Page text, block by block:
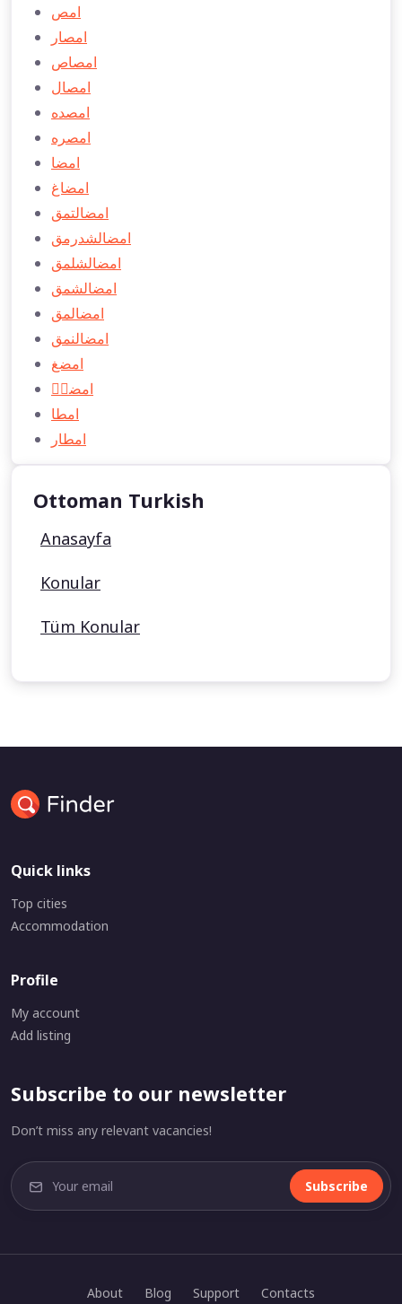
امص
امصار
امصاص
امصال
امصده
امصره
امضا
امضاغ
امضالتمق
امضالشدرمق
امضالشلمق
امضالشمق
امضالمق
امضالنمق
امضغ
امضیٖ
امطا
امطار
Ottoman Turkish
Anasayfa
Konular
Tüm Konular
Quick links
Top cities
Accommodation
Profile
My account
Add listing
Subscribe to our newsletter
Don’t miss any relevant vacancies!
Subscribe
About Blog Support Contacts